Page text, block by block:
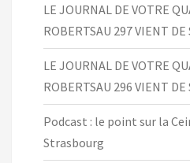
LE JOURNAL DE VOTRE
ROBERTSAU 297 VIENT DE
LE JOURNAL DE VOTRE
ROBERTSAU 296 VIENT DE
Podcast : le point sur la
Strasbourg